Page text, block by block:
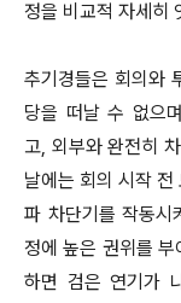
정을 비교적 자세히
추기경들은 회의와
당을 떠날 수 없으
고, 외부와 완전히
날에는 회의 시작
파 차단기를 작동시
정에 높은 권위를
하면 검은 연기가